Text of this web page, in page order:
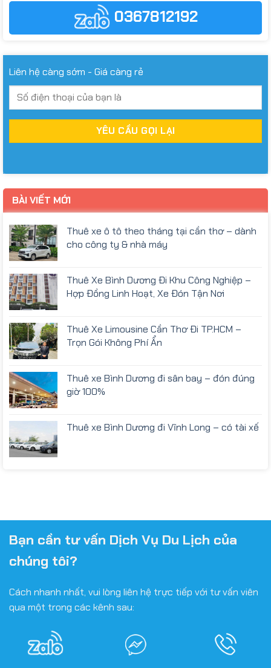
0367812192
Liên hệ càng sớm - Giá càng rẻ
BÀI VIẾT MỚI
Thuê xe ô tô theo tháng tại cần thơ – dành
cho công ty & nhà máy
Thuê Xe Bình Dương Đi Khu Công Nghiệp –
Hợp Đồng Linh Hoạt, Xe Đón Tận Nơi
Thuê Xe Limousine Cần Thơ Đi TP.HCM –
Trọn Gói Không Phí Ẩn
Thuê xe Bình Dương đi sân bay – đón đúng
giờ 100%
Thuê xe Bình Dương đi Vĩnh Long – có tài xế
Bạn cần tư vấn Dịch Vụ Du Lịch của
chúng tôi?
Cách nhanh nhất, vui lòng liên hệ trực tiếp với tư vấn viên
qua một trong các kênh sau: